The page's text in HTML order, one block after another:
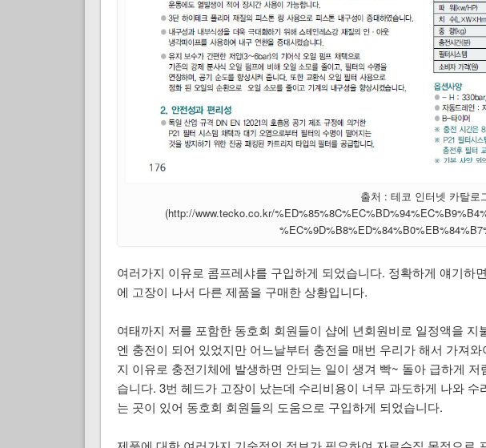
출처 : 테코 인터넷 카탈로
(http://www.tecko.co.kr/
여러가지 이유로 콤프레샤를 구입하게 되었습니다. 정확하게 얘기하
에 고장이 나서 다른 제품을 구매한 상황입니다.
여태까지 저를 포함한 동호회 회원들이 샵에 년회원비로 일정액을
엔 충전이 되어 있었지만 어느날부터 충전을 매번 우리가 해서 가져
지 이유로 충전기체에 발생하면 안되는 일이 생겨 빡~ 돌아 급하게
습니다. 3번 헤드가 고장이 났는데 수리비용이 너무 과도하게 나와
는 곳이 있어 동호회 회원들의 도움으로 구입하게 되었습니다.